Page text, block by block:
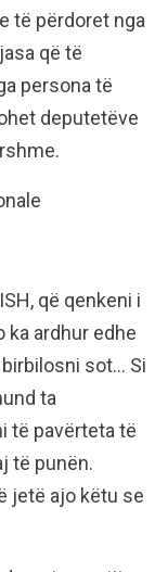
të përdoret nga
që të
persona të
deputetëve
që qenkeni i
ka ardhur edhe
sot… Si
ta
të pavërteta të
të punën.
jetë ajo këtu se